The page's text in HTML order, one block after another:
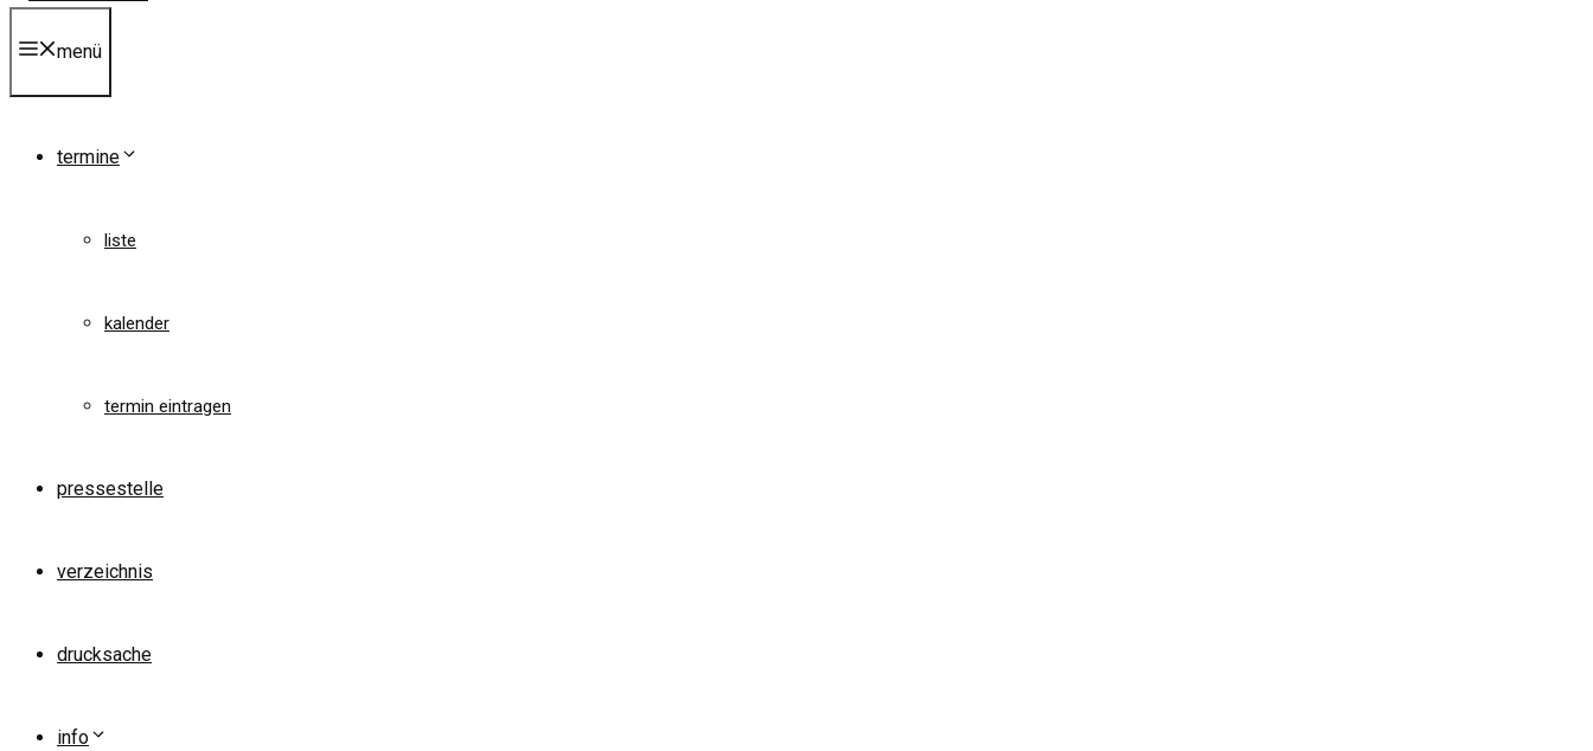
menü
termine
liste
kalender
termin eintragen
pressestelle
verzeichnis
drucksache
info